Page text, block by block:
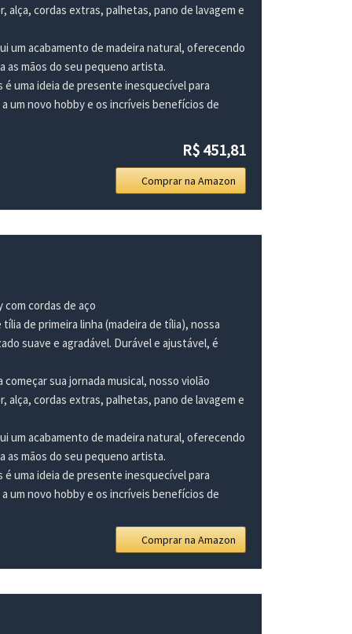
cordas extras, palhetas, pano de lavagem e
um acabamento de madeira natural, oferecendo
as mãos do seu pequeno artista.
uma ideia de presente inesquecível para
um novo hobby e os incríveis benefícios de
R$ 451,81
Comprar na Amazon
com cordas de aço
tília de primeira linha (madeira de tília), nossa
suave e agradável. Durável e ajustável, é
sua jornada musical, nosso violão
cordas extras, palhetas, pano de lavagem e
um acabamento de madeira natural, oferecendo
as mãos do seu pequeno artista.
uma ideia de presente inesquecível para
um novo hobby e os incríveis benefícios de
Comprar na Amazon